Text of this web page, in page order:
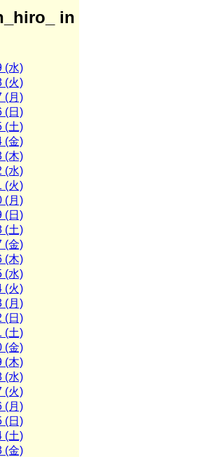
in
(水)
(火)
(月)
(日)
(土)
(金)
(木)
(水)
(火)
(月)
(日)
(土)
(金)
(木)
(水)
(火)
(月)
(日)
(土)
(金)
(木)
(水)
(火)
(月)
(日)
(土)
(金)